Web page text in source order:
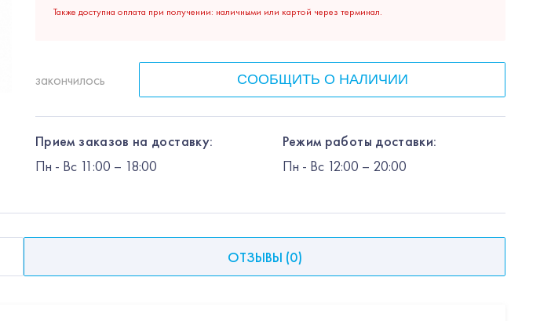
Также доступна оплата при получении: наличными или картой через терминал.
закончилось СООБЩИТЬ О НАЛИЧИИ
Прием заказов на доставку:
Пн - Вс 11:00 – 18:00
Режим работы доставки:
Пн - Вс 12:00 – 20:00
ОТЗЫВЫ (0)